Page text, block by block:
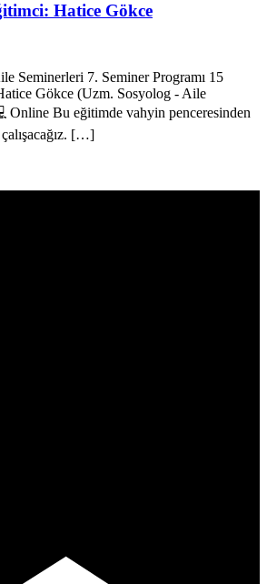
Hatice Gökce
Seminerleri 7. Seminer Programı 15
Gökce (Uzm. Sosyolog - Aile
Online Bu eğitimde vahyin penceresinden
[…]